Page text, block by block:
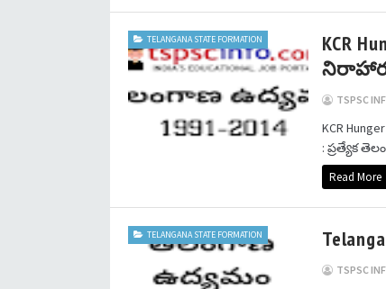
TELANGANA STATE FORMATION
KCR
నిరాహార
TSPSC
KCR
: ప్రత్యేక
Read More
TELANGANA STATE FORMATION
TSPSC